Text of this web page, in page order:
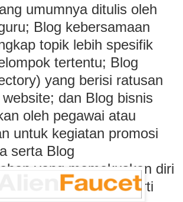
umumnya ditulis oleh
Blog kebersamaan
topik lebih spesifik
tertentu; Blog
yang berisi ratusan
dan Blog bisnis
oleh pegawai atau
untuk kegiatan promosi
serta Blog
yang memokuskan diri
di luar manusia; seperti